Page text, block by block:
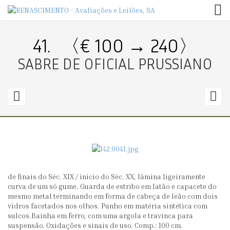
41. 〈€ 100 → 240〉
SABRE DE OFICIAL PRUSSIANO
〈€
TERÇADO
MILITAR
PORTUGUÊS
de finais do Séc. XIX / inicio do Séc. XX, lâmina ligeiramente
curva de um só gume. Guarda de estribo em latão e capacete do
mesmo metal terminando em forma de cabeça de leão com dois
vidros facetados nos olhos. Punho em matéria sintética com
sulcos.Bainha em ferro, com uma argola e travinca para
suspensão. Oxidações e sinais de uso. Comp.: 100 cm.